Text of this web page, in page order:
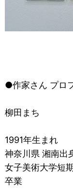
●作家さん プロ
柳田まち
1991年生まれ
神奈川県 湘南
女子美術大学短
卒業